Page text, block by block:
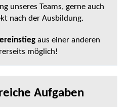
unseres Teams, gerne auch
nach der Ausbildung.
aus einer anderen
möglich!
Aufgaben